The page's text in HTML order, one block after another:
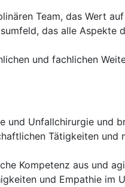
Team, das Wert
das alle
und fachlichen
und Unfallchirurgie und
Tätigkeiten
Kompetenz aus und
und Empathie im